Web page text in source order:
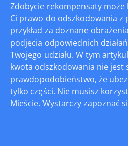
Zdobycie rekompensaty może
Ci prawo do odszkodowania z
przykład za doznane
podjęcia odpowiednich
Twojego udziału. W tym
kwota odszkodowania nie jest
prawdopodobieństwo, że
tylko części. Nie musisz
Mieście. Wystarczy zapoznać